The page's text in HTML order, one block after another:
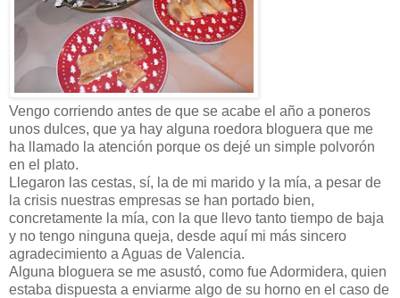
Vengo corriendo antes de que se acabe el año a poneros
unos dulces, que ya hay alguna roedora bloguera que me
ha llamado la atención porque os dejé un simple polvorón
en el plato.
Llegaron las cestas, sí, la de mi marido y la mía, a pesar de
la crisis nuestras empresas se han portado bien,
concretamente la mía, con la que llevo tanto tiempo de baja
y no tengo ninguna queja, desde aquí mi más sincero
agradecimiento a Aguas de Valencia.
Alguna bloguera se me asustó, como fue Adormidera, quien
estaba dispuesta a enviarme algo de su horno en el caso de